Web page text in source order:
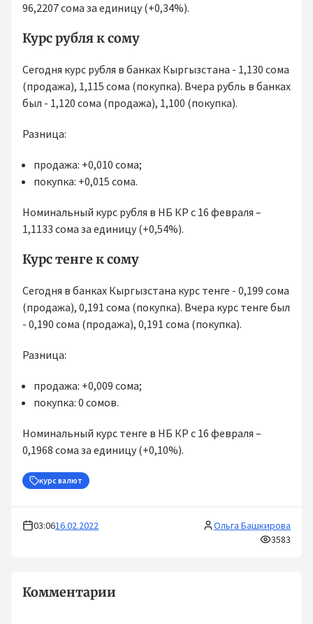
96,2207 сома за единицу (+0,34%).
Курс рубля к сому
Сегодня курс рубля в банках Кыргызстана - 1,130 сома
(продажа), 1,115 сома (покупка). Вчера рубль в банках
был - 1,120 сома (продажа), 1,100 (покупка).
Разница:
продажа: +0,010 сома;
покупка: +0,015 сома.
Номинальный курс рубля в НБ КР с 16 февраля –
1,1133 сома за единицу (+0,54%).
Курс тенге к сому
Сегодня в банках Кыргызстана курс тенге - 0,199 сома
(продажа), 0,191 сома (покупка). Вчера курс тенге был
- 0,190 сома (продажа), 0,191 сома (покупка).
Разница:
продажа: +0,009 сома;
покупка: 0 сомов.
Номинальный курс тенге в НБ КР с 16 февраля –
0,1968 сома за единицу (+0,10%).
курс валют
03:0616.02.2022
Ольга Башкирова
3583
Комментарии